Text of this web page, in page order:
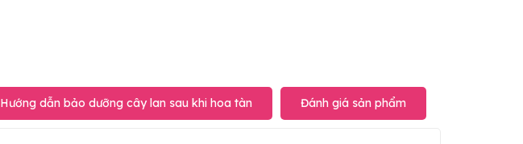
Hướng dẫn bảo dưỡng cây lan sau khi hoa tàn Đánh giá sản phẩm